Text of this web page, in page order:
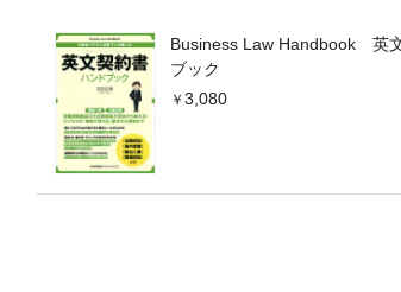
Business Law Handbook 英
ブック
3,080